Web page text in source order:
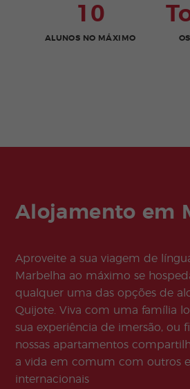
10
ALUNOS NO MÁXIMO
Alojamento em
Aproveite a sua viagem de
Marbelha ao máximo se
qualquer uma das opções de
Quijote. Viva com uma família
sua experiência de imersão, ou
nossas apartamentos
a vida em comum com outros
internacionais